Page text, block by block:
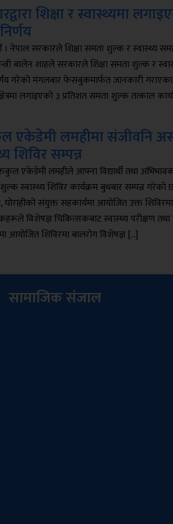
शिक्षा र स्वास्थ्यमा
। नेपाल सरकारले शिक्षा समता शुल्क र स्वास्थ्य
बालेन शाहले सरकारले शिक्षा समता शुल्क र
गरेको मंगलबार फेसबुकमार्फत जानकारी गराएका
लगाइएको ३ प्रतिशत समता शुल्क तत्काल
एकेडेमी लमहीमा संजीवनि
शिविर सम्पन्न
एकेडेमी लमहीले आफ्ना विद्यार्थी तथा
स्वास्थ्य शिविर कार्यक्रम बुधबार सम्पन्न गरेको
संयुक्त सहकार्यमा आयोजित उक्त शिविरमा
विशेषज्ञ चिकित्सकबाट स्वास्थ्य परीक्षण तथा
आयोजित शिविरमा बालरोग विशेषज्ञ […]
सामाजिक संजाल